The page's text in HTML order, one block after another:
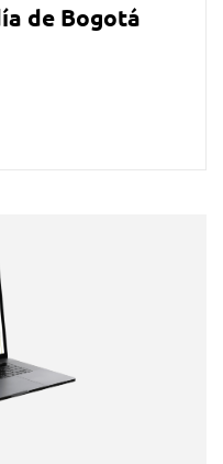
de Bogotá